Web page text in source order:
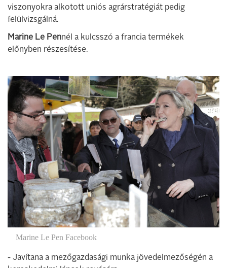
viszonyokra alkotott uniós agrárstratégiát pedig
felülvizsgálná.
Marine Le Pennél a kulcsszó a francia termékek
előnyben részesítése.
Marine Le Pen Facebook
- Javítana a mezőgazdasági munka jövedelmezőségén a